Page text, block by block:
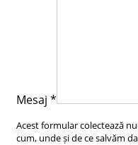
Mesaj *
Acest formular colectează
cum, unde și de ce salvăm